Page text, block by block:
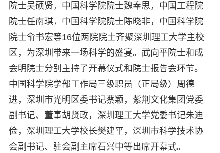
院士吴硕贤，中国科学院院士魏奉思，中国工程院
院士任南琪，中国科学院院士陈晓非，中国科学院
院士俞书宏等16位两院院士齐聚深圳理工大学主校
区，为深圳带来一场科学的盛宴。武向平院士和成
会明院士分别主持了开幕仪式和院士报告会环节。
中国科学院学部工作局三级职员（正局级）周德
进，深圳市光明区委书记蔡颖，紫荆文化集团党委
副书记、董事胡贤政，深圳理工大学党委书记朱迪
俭，深圳理工大学校长樊建平，深圳市科学技术协
会副书记、驻会副主席石兴中等出席开幕式。